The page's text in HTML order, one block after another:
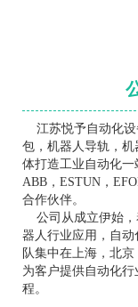
江苏悦予自动化设
包，机器人导轨，
体打造工业自动化一
ABB，ESTUN，
合作伙伴。
公司从成立伊始，
器人行业应用，自
队集中在上海，北
为客户提供自动化
程。